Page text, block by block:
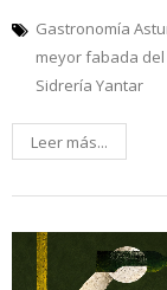
Gastronomía
meyor fabada
Sidrería Yantar
Leer más...